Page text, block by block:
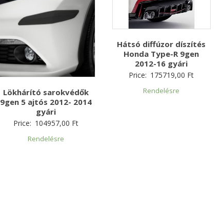
Lökhárító sarokvédők
9gen 5 ajtós 2012- 2014
gyári
Price: 104957,00 Ft
Rendelésre
Hátsó diffúzor díszítés
Honda Type-R 9gen
2012-16 gyári
Price: 175719,00 Ft
Rendelésre